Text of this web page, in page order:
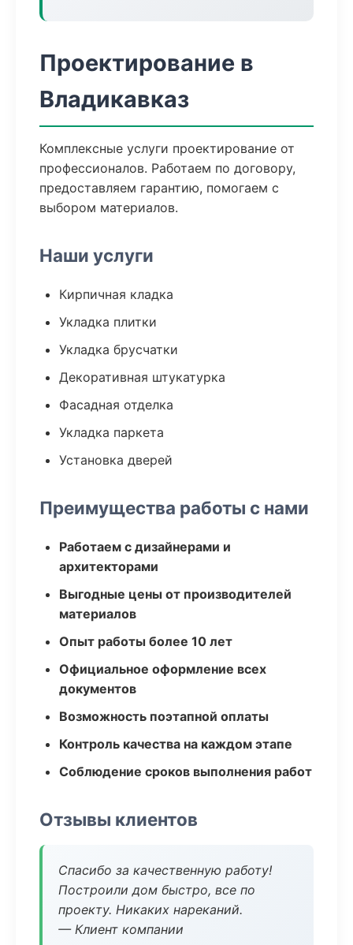
Проектирование в
Владикавказ
Комплексные услуги проектирование от
профессионалов. Работаем по договору,
предоставляем гарантию, помогаем с
выбором материалов.
Наши услуги
Кирпичная кладка
Укладка плитки
Укладка брусчатки
Декоративная штукатурка
Фасадная отделка
Укладка паркета
Установка дверей
Преимущества работы с нами
Работаем с дизайнерами и
архитекторами
Выгодные цены от производителей
материалов
Опыт работы более 10 лет
Официальное оформление всех
документов
Возможность поэтапной оплаты
Контроль качества на каждом этапе
Соблюдение сроков выполнения работ
Отзывы клиентов
Спасибо за качественную работу!
Построили дом быстро, все по
проекту. Никаких нареканий.
— Клиент компании